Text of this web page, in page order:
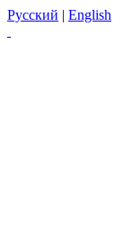
Русский | English